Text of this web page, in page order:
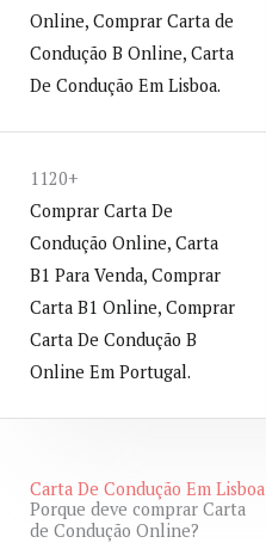
Online, Comprar Carta de
Condução B Online, Carta
De Condução Em Lisboa.
1120+
Comprar Carta De
Condução Online, Carta
B1 Para Venda, Comprar
Carta B1 Online, Comprar
Carta De Condução B
Online Em Portugal.
Carta De Condução Em Lisboa
Porque deve comprar Carta
de Condução Online?